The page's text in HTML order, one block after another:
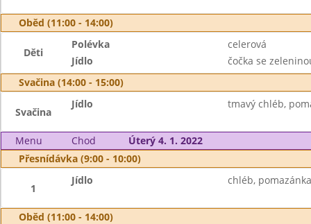
Oběd (11:00 - 14:00)
Děti
Polévka
celerová
Jídlo
čočka se
Svačina (14:00 - 15:00)
Svačina
Jídlo tmavý chléb,
Menu Chod
Úterý 4. 1. 2022
Přesnídávka (9:00 - 10:00)
1
Jídlo chléb,
Oběd (11:00 - 14:00)